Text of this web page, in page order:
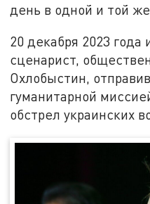
день в одной и той
20 декабря 2023 года
сценарист,
Охлобыстин,
гуманитарной
обстрел украинских